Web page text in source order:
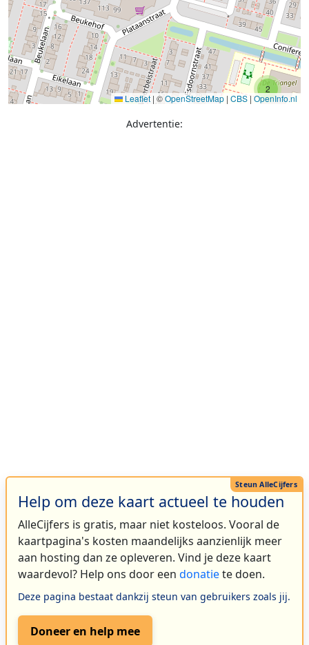
2
Leaflet | ©OpenStreetMap | CBS| OpenInfo.nl
Advertentie:
Help om deze kaart actueel te houden
AlleCijfers is gratis, maar niet kosteloos. Vooral de
kaartpagina's kosten maandelijks aanzienlijk meer
aan hosting dan ze opleveren. Vind je deze kaart
waardevol? Help ons door een donatiete doen.
Deze pagina bestaat dankzij steun van gebruikers zoals jij.
Doneer en help mee